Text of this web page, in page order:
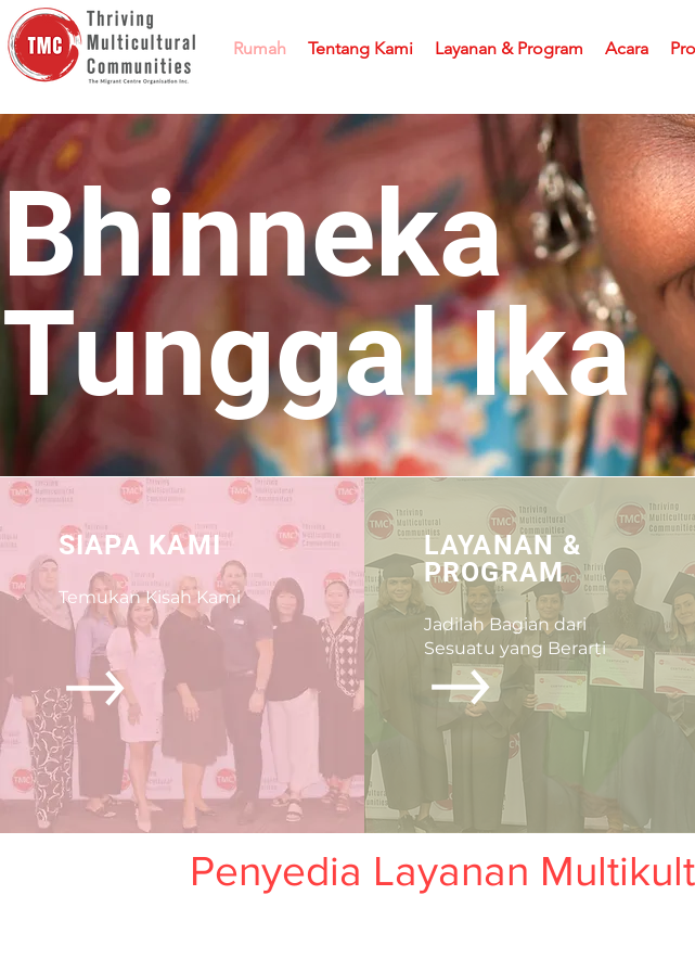
Rumah Tentang Kami Layanan & Program Acara
Bhinneka
Tunggal Ika
SIAPA KAMI
Temukan Kisah Kami
LAYANAN &
PROGRAM
Jadilah Bagian dari
Sesuatu yang Berarti
Penyedia Layanan